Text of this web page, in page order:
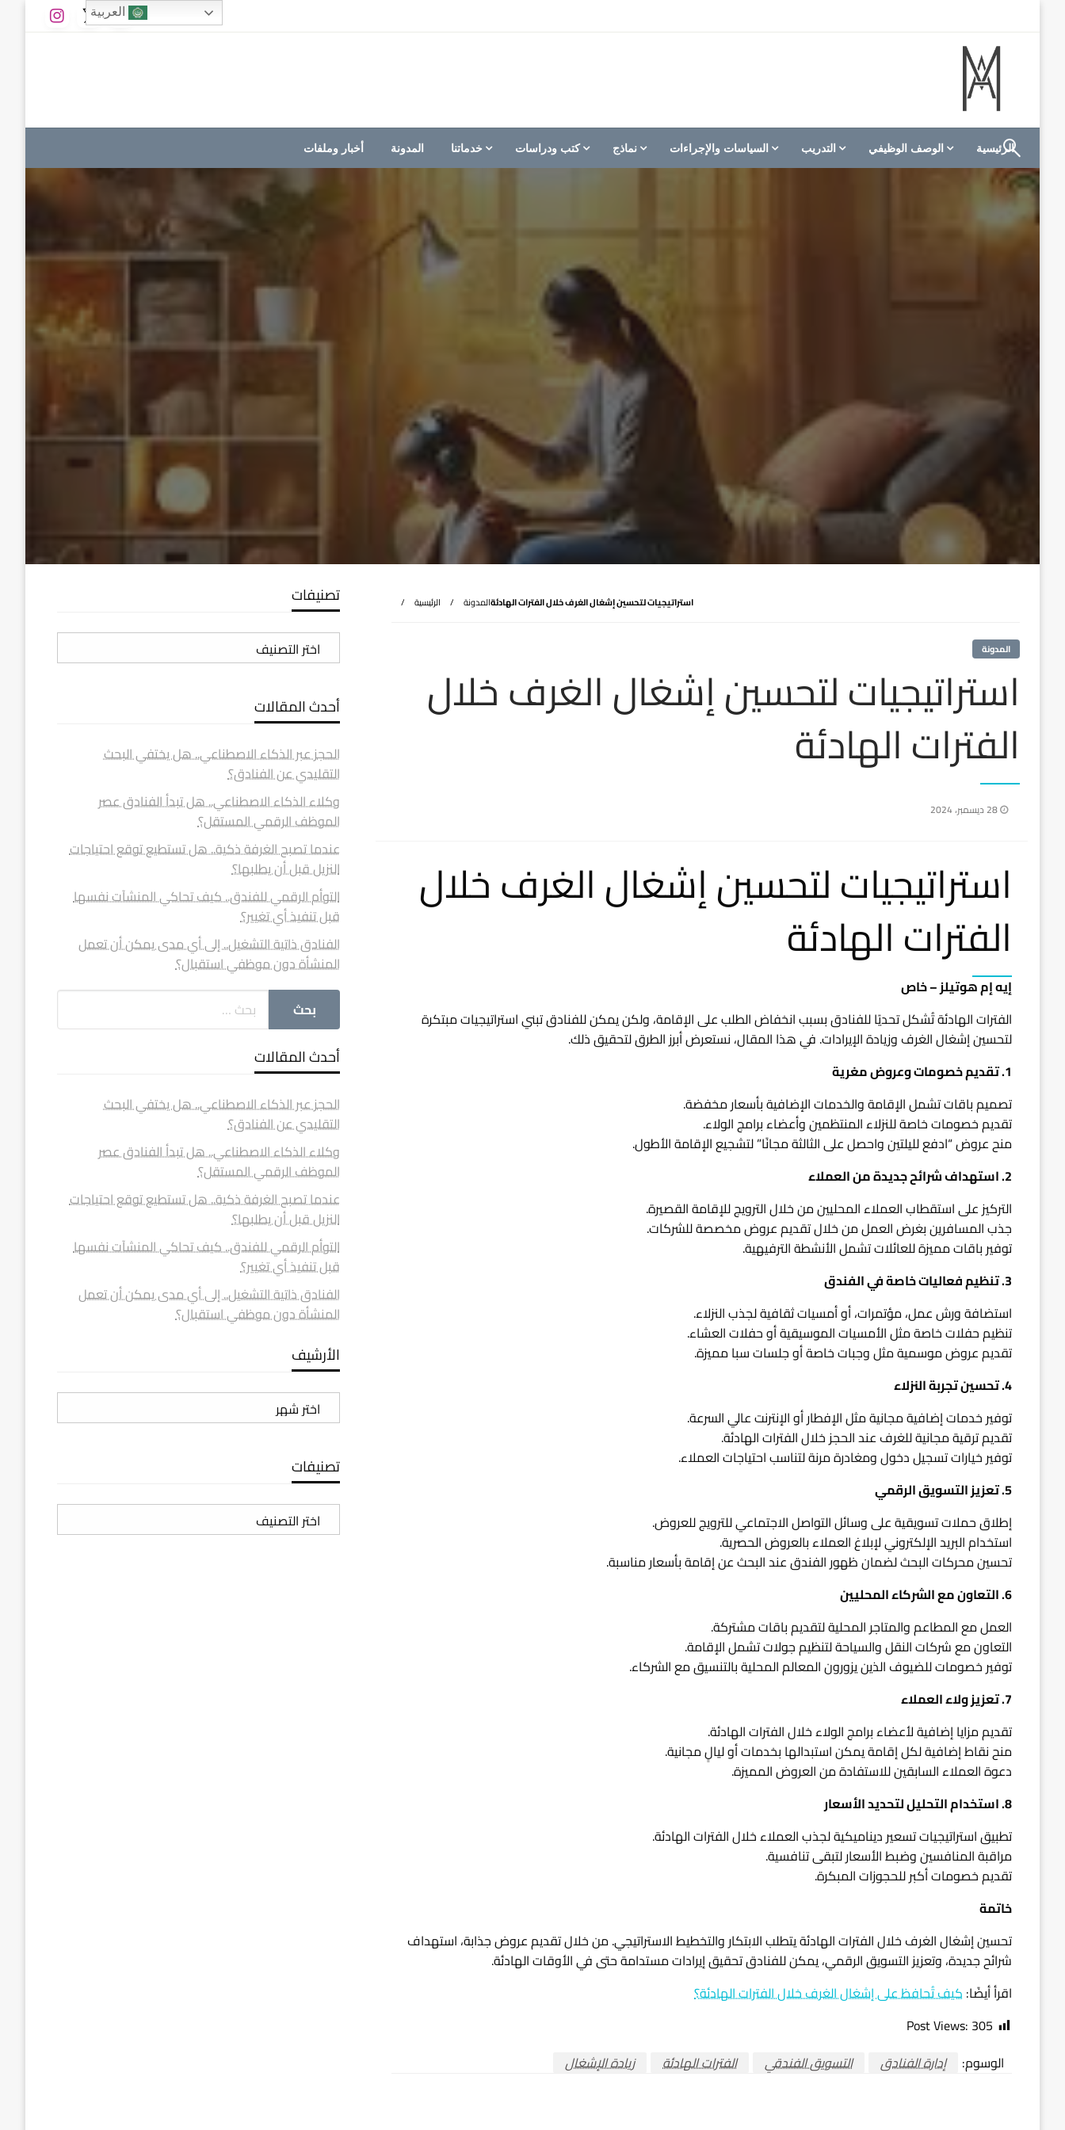
M A hotels | إم ايه هوتيلز
الموقع الأول للعاملين في الفنادق في العالم العربي
الرئيسية الوصف الوظيفي التدريب السياسات والإجراءات نماذج كتب ودراسات خدماتنا المدونة أخبار وملفات
الرئيسية المدونةاستراتيجيات لتحسين إشغال الغرف خلال الفترات الهادئة
المدونة
استراتيجيات لتحسين إشغال الغرف خلال
الفترات الهادئة
نُشر
28 ديسمبر، 2024
استراتيجيات لتحسين إشغال الغرف خلال
الفترات الهادئة
إيه إم هوتيلز – خاص
الفترات الهادئة تُشكل تحديًا للفنادق بسبب انخفاض الطلب على الإقامة، ولكن يمكن للفنادق تبني استراتيجيات مبتكرة
لتحسين إشغال الغرف وزيادة الإيرادات. في هذا المقال، نستعرض أبرز الطرق لتحقيق ذلك.
1. تقديم خصومات وعروض مغرية
تصميم باقات تشمل الإقامة والخدمات الإضافية بأسعار مخفضة.
تقديم خصومات خاصة للنزلاء المنتظمين وأعضاء برامج الولاء.
منح عروض “ادفع لليلتين واحصل على الثالثة مجانًا” لتشجيع الإقامة الأطول.
2. استهداف شرائح جديدة من العملاء
التركيز على استقطاب العملاء المحليين من خلال الترويج للإقامة القصيرة.
جذب المسافرين بغرض العمل من خلال تقديم عروض مخصصة للشركات.
توفير باقات مميزة للعائلات تشمل الأنشطة الترفيهية.
3. تنظيم فعاليات خاصة في الفندق
استضافة ورش عمل، مؤتمرات، أو أمسيات ثقافية لجذب النزلاء.
تنظيم حفلات خاصة مثل الأمسيات الموسيقية أو حفلات العشاء.
تقديم عروض موسمية مثل وجبات خاصة أو جلسات سبا مميزة.
4. تحسين تجربة النزلاء
توفير خدمات إضافية مجانية مثل الإفطار أو الإنترنت عالي السرعة.
تقديم ترقية مجانية للغرف عند الحجز خلال الفترات الهادئة.
توفير خيارات تسجيل دخول ومغادرة مرنة لتناسب احتياجات العملاء.
5. تعزيز التسويق الرقمي
إطلاق حملات تسويقية على وسائل التواصل الاجتماعي للترويج للعروض.
استخدام البريد الإلكتروني لإبلاغ العملاء بالعروض الحصرية.
تحسين محركات البحث لضمان ظهور الفندق عند البحث عن إقامة بأسعار مناسبة.
6. التعاون مع الشركاء المحليين
العمل مع المطاعم والمتاجر المحلية لتقديم باقات مشتركة.
التعاون مع شركات النقل والسياحة لتنظيم جولات تشمل الإقامة.
توفير خصومات للضيوف الذين يزورون المعالم المحلية بالتنسيق مع الشركاء.
7. تعزيز ولاء العملاء
تقديم مزايا إضافية لأعضاء برامج الولاء خلال الفترات الهادئة.
منح نقاط إضافية لكل إقامة يمكن استبدالها بخدمات أو ليالٍ مجانية.
دعوة العملاء السابقين للاستفادة من العروض المميزة.
8. استخدام التحليل لتحديد الأسعار
تطبيق استراتيجيات تسعير ديناميكية لجذب العملاء خلال الفترات الهادئة.
مراقبة المنافسين وضبط الأسعار لتبقى تنافسية.
تقديم خصومات أكبر للحجوزات المبكرة.
خاتمة
تحسين إشغال الغرف خلال الفترات الهادئة يتطلب الابتكار والتخطيط الاستراتيجي. من خلال تقديم عروض جذابة، استهداف
شرائح جديدة، وتعزيز التسويق الرقمي، يمكن للفنادق تحقيق إيرادات مستدامة حتى في الأوقات الهادئة.
اقرأ أيضًا: كيف تُحافظ على إشغال الغرف خلال الفترات الهادئة؟
Post Views: 305
الوسوم:
إدارة الفنادق التسويق الفندقي الفترات الهادئة زيادة الإشغال
تصنيفات
تصنيفات
أحدث المقالات
الحجز عبر الذكاء الاصطناعي.. هل يختفي البحث
التقليدي عن الفنادق؟
وكلاء الذكاء الاصطناعي.. هل تبدأ الفنادق عصر
الموظف الرقمي المستقل؟
عندما تصبح الغرفة ذكية.. هل تستطيع توقع احتياجات
النزيل قبل أن يطلبها؟
التوأم الرقمي للفندق.. كيف تحاكي المنشآت نفسها
قبل تنفيذ أي تغيير؟
الفنادق ذاتية التشغيل.. إلى أي مدى يمكن أن تعمل
المنشأة دون موظفي استقبال؟
أحدث المقالات
الحجز عبر الذكاء الاصطناعي.. هل يختفي البحث
التقليدي عن الفنادق؟
وكلاء الذكاء الاصطناعي.. هل تبدأ الفنادق عصر
الموظف الرقمي المستقل؟
عندما تصبح الغرفة ذكية.. هل تستطيع توقع احتياجات
النزيل قبل أن يطلبها؟
التوأم الرقمي للفندق.. كيف تحاكي المنشآت نفسها
قبل تنفيذ أي تغيير؟
الفنادق ذاتية التشغيل.. إلى أي مدى يمكن أن تعمل
المنشأة دون موظفي استقبال؟
الأرشيف
الأرشيف
تصنيفات
تصنيفات
العربية